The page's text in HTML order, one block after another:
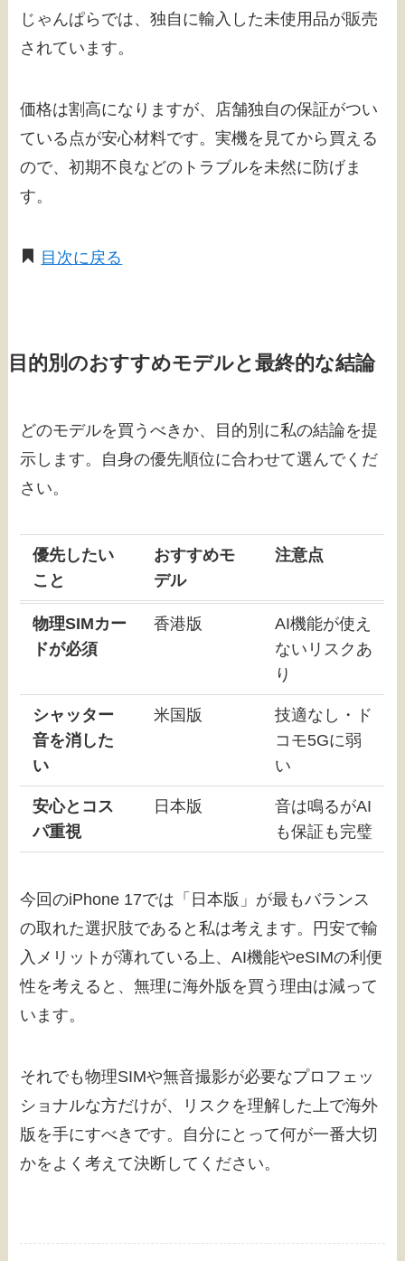
じゃんぱらでは、独自に輸入した未使用品が販売
されています。
価格は割高になりますが、店舗独自の保証がつい
ている点が安心材料です。実機を見てから買える
ので、初期不良などのトラブルを未然に防げま
す。
目次に戻る
目的別のおすすめモデルと最終的な結論
どのモデルを買うべきか、目的別に私の結論を提
示します。自身の優先順位に合わせて選んでくだ
さい。
優先したい
こと
おすすめモ
デル
注意点
物理SIMカー
ドが必須
香港版
AI機能が使え
ないリスクあ
り
シャッター
音を消した
い
米国版
技適なし・ド
コモ5Gに弱
い
安心とコス
パ重視
日本版
音は鳴るがAI
も保証も完璧
今回のiPhone 17では「日本版」が最もバランス
の取れた選択肢であると私は考えます。円安で輸
入メリットが薄れている上、AI機能やeSIMの利便
性を考えると、無理に海外版を買う理由は減って
います。
それでも物理SIMや無音撮影が必要なプロフェッ
ショナルな方だけが、リスクを理解した上で海外
版を手にすべきです。自分にとって何が一番大切
かをよく考えて決断してください。